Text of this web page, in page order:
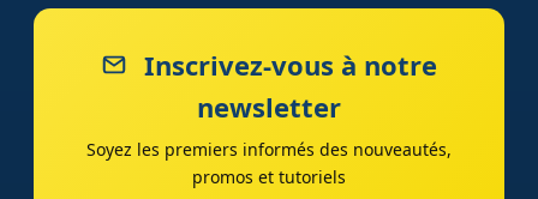
Inscrivez-vous à notre
newsletter
Soyez les premiers informés des nouveautés,
promos et tutoriels